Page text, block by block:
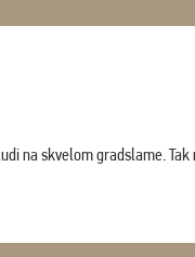
na skvelom gradslame.